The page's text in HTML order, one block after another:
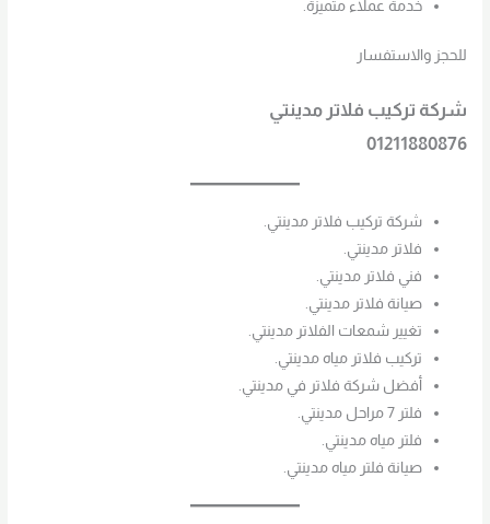
خدمة عملاء متميزة.
للحجز والاستفسار
شركة تركيب فلاتر مدينتي
01211880876
شركة تركيب فلاتر مدينتي.
فلاتر مدينتي.
فني فلاتر مدينتي.
صيانة فلاتر مدينتي.
تغيير شمعات الفلاتر مدينتي.
تركيب فلاتر مياه مدينتي.
أفضل شركة فلاتر في مدينتي.
فلتر 7 مراحل مدينتي.
فلتر مياه مدينتي.
صيانة فلتر مياه مدينتي.